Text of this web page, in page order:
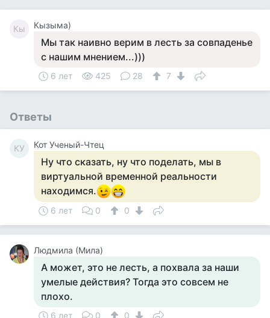
Кы Кызыма)
Мы так наивно верим в лесть за совпаденье
с нашим мнением...)))
6 лет 425 28 7
Ответы
КУ Кот Ученый-Чтец
Ну что сказать, ну что поделать, мы в
виртуальной временной реальности
находимся.
6 лет 0 0
Людмила (Мила)
А может, это не лесть, а похвала за наши
умелые действия? Тогда это совсем не
плохо.
6 лет 0 0